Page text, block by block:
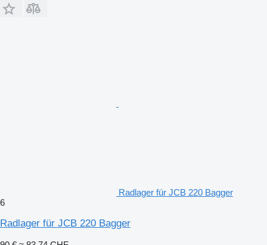
Radlager für JCB 220 Bagger
6
Radlager für JCB 220 Bagger